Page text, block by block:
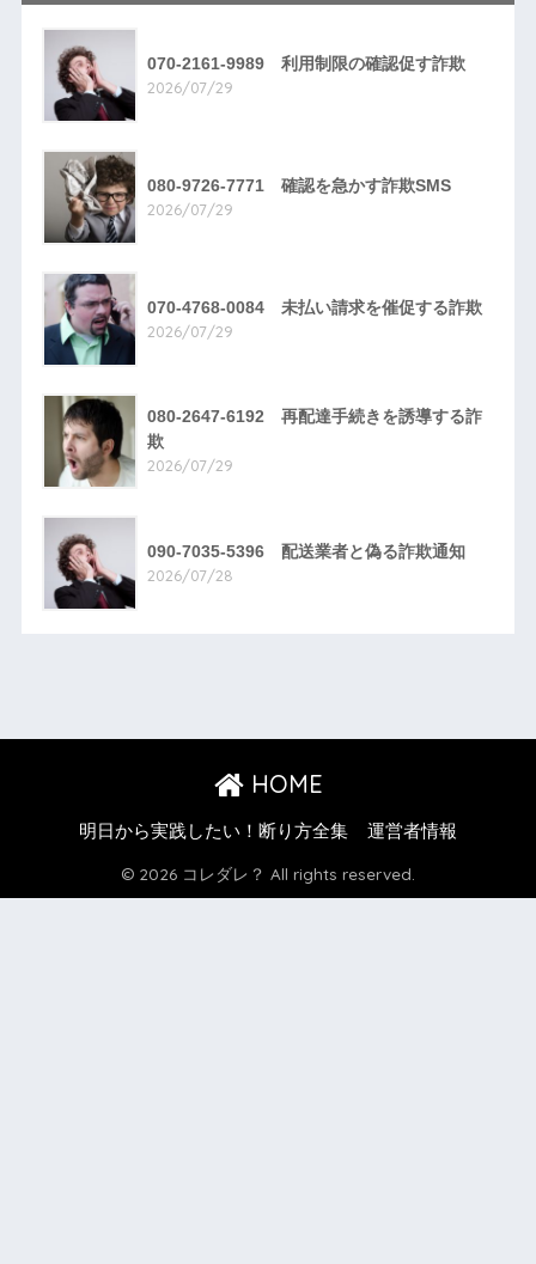
070-2161-9989 利用制限の確認促す詐欺
2026/07/29
080-9726-7771 確認を急かす詐欺SMS
2026/07/29
070-4768-0084 未払い請求を催促する詐欺
2026/07/29
080-2647-6192 再配達手続きを誘導する詐
欺
2026/07/29
090-7035-5396 配送業者と偽る詐欺通知
2026/07/28
HOME
明日から実践したい！断り方全集 運営者情報
© 2026 コレダレ？ All rights reserved.